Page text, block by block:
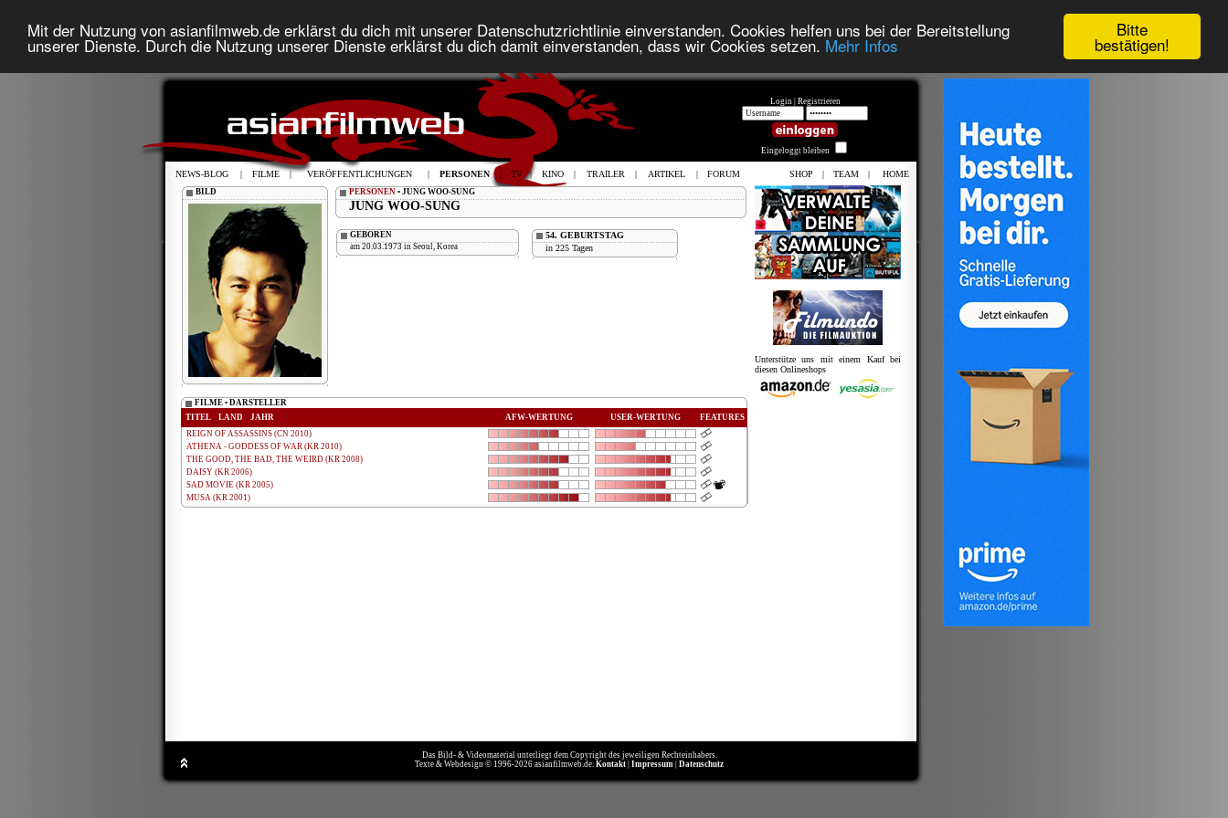
Bitte
bestätigen!
Mit der Nutzung von asianfilmweb.de erklärst du dich mit unserer Datenschutzrichtlinie einverstanden. Cookies helfen uns bei der Bereitstellung
unserer Dienste. Durch die Nutzung unserer Dienste erklärst du dich damit einverstanden, dass wir Cookies setzen. Mehr Infos
NEWS-BLOG | FILME | VERÖFFENTLICHUNGEN | PERSONEN | TV | KINO | TRAILER | ARTIKEL | FORUM SHOP | TEAM | HOME
Login | Registrieren
Eingeloggt bleiben
BILD PERSONEN • JUNG WOO-SUNG
JUNG WOO-SUNG
GEBOREN
am 20.03.1973 in Seoul, Korea
54. GEBURTSTAG
in 225 Tagen
FILME • DARSTELLER
TITEL
LAND JAHR AFW-WERTUNG USER-WERTUNG
FEATURES
REIGN OF ASSASSINS (CN 2010)
ATHENA - GODDESS OF WAR (KR 2010)
THE GOOD, THE BAD, THE WEIRD (KR 2008)
DAISY (KR 2006)
SAD MOVIE (KR 2005)
MUSA (KR 2001)
Unterstütze uns mit einem Kauf bei
diesen Onlineshops
Das Bild- & Videomaterial unterliegt dem Copyright des jeweiligen Rechteinhabers.
Texte & Webdesign © 1996-2026 asianfilmweb.de. Kontakt Impressum Datenschutz